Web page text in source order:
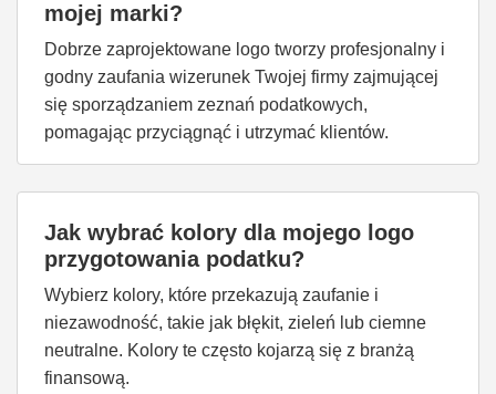
mojej marki?
Dobrze zaprojektowane logo tworzy profesjonalny i
godny zaufania wizerunek Twojej firmy zajmującej
się sporządzaniem zeznań podatkowych,
pomagając przyciągnąć i utrzymać klientów.
Jak wybrać kolory dla mojego logo
przygotowania podatku?
Wybierz kolory, które przekazują zaufanie i
niezawodność, takie jak błękit, zieleń lub ciemne
neutralne. Kolory te często kojarzą się z branżą
finansową.